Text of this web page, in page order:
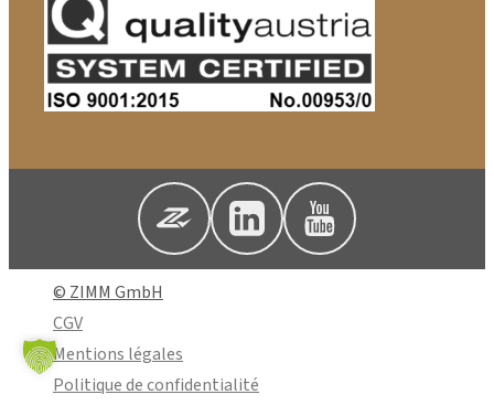
© ZIMM GmbH
CGV
Mentions légales
Politique de confidentialité